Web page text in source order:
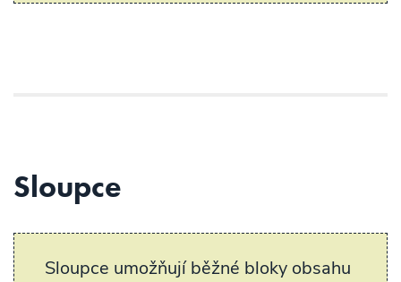
Sloupce
Sloupce umožňují běžné bloky obsahu